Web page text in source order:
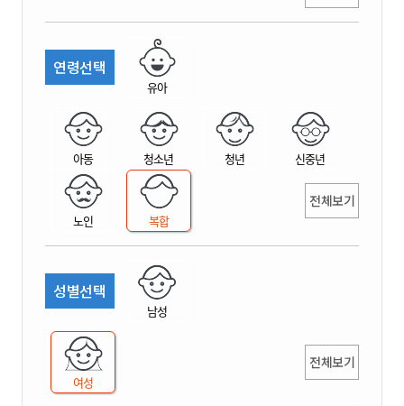
연령선택
유아
아동 청소년 청년 신중년
노인 복합
전체보기
성별선택
남성
여성
전체보기